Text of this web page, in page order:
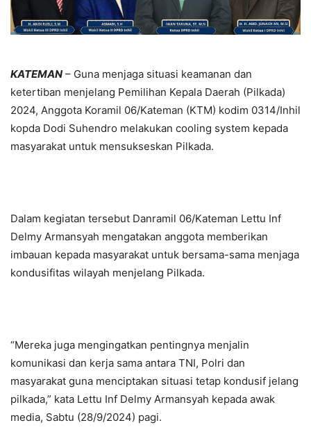
KATEMAN – Guna menjaga situasi keamanan dan
ketertiban menjelang Pemilihan Kepala Daerah (Pilkada)
2024, Anggota Koramil 06/Kateman (KTM) kodim 0314/Inhil
kopda Dodi Suhendro melakukan cooling system kepada
masyarakat untuk mensukseskan Pilkada.
Dalam kegiatan tersebut Danramil 06/Kateman Lettu Inf
Delmy Armansyah mengatakan anggota memberikan
imbauan kepada masyarakat untuk bersama-sama menjaga
kondusifitas wilayah menjelang Pilkada.
“Mereka juga mengingatkan pentingnya menjalin
komunikasi dan kerja sama antara TNI, Polri dan
masyarakat guna menciptakan situasi tetap kondusif jelang
pilkada,” kata Lettu Inf Delmy Armansyah kepada awak
media, Sabtu (28/9/2024) pagi.